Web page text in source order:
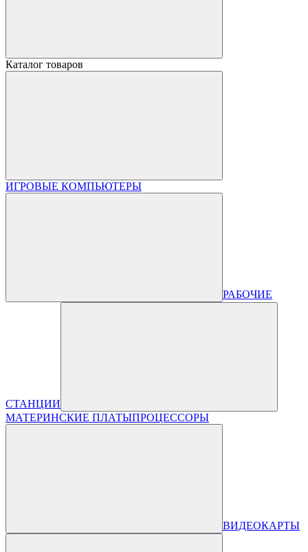
Каталог товаров
ИГРОВЫЕ КОМПЬЮТЕРЫ
РАБОЧИЕ
СТАНЦИИ
МАТЕРИНСКИЕ ПЛАТЫПРОЦЕССОРЫ
ВИДЕОКАРТЫ